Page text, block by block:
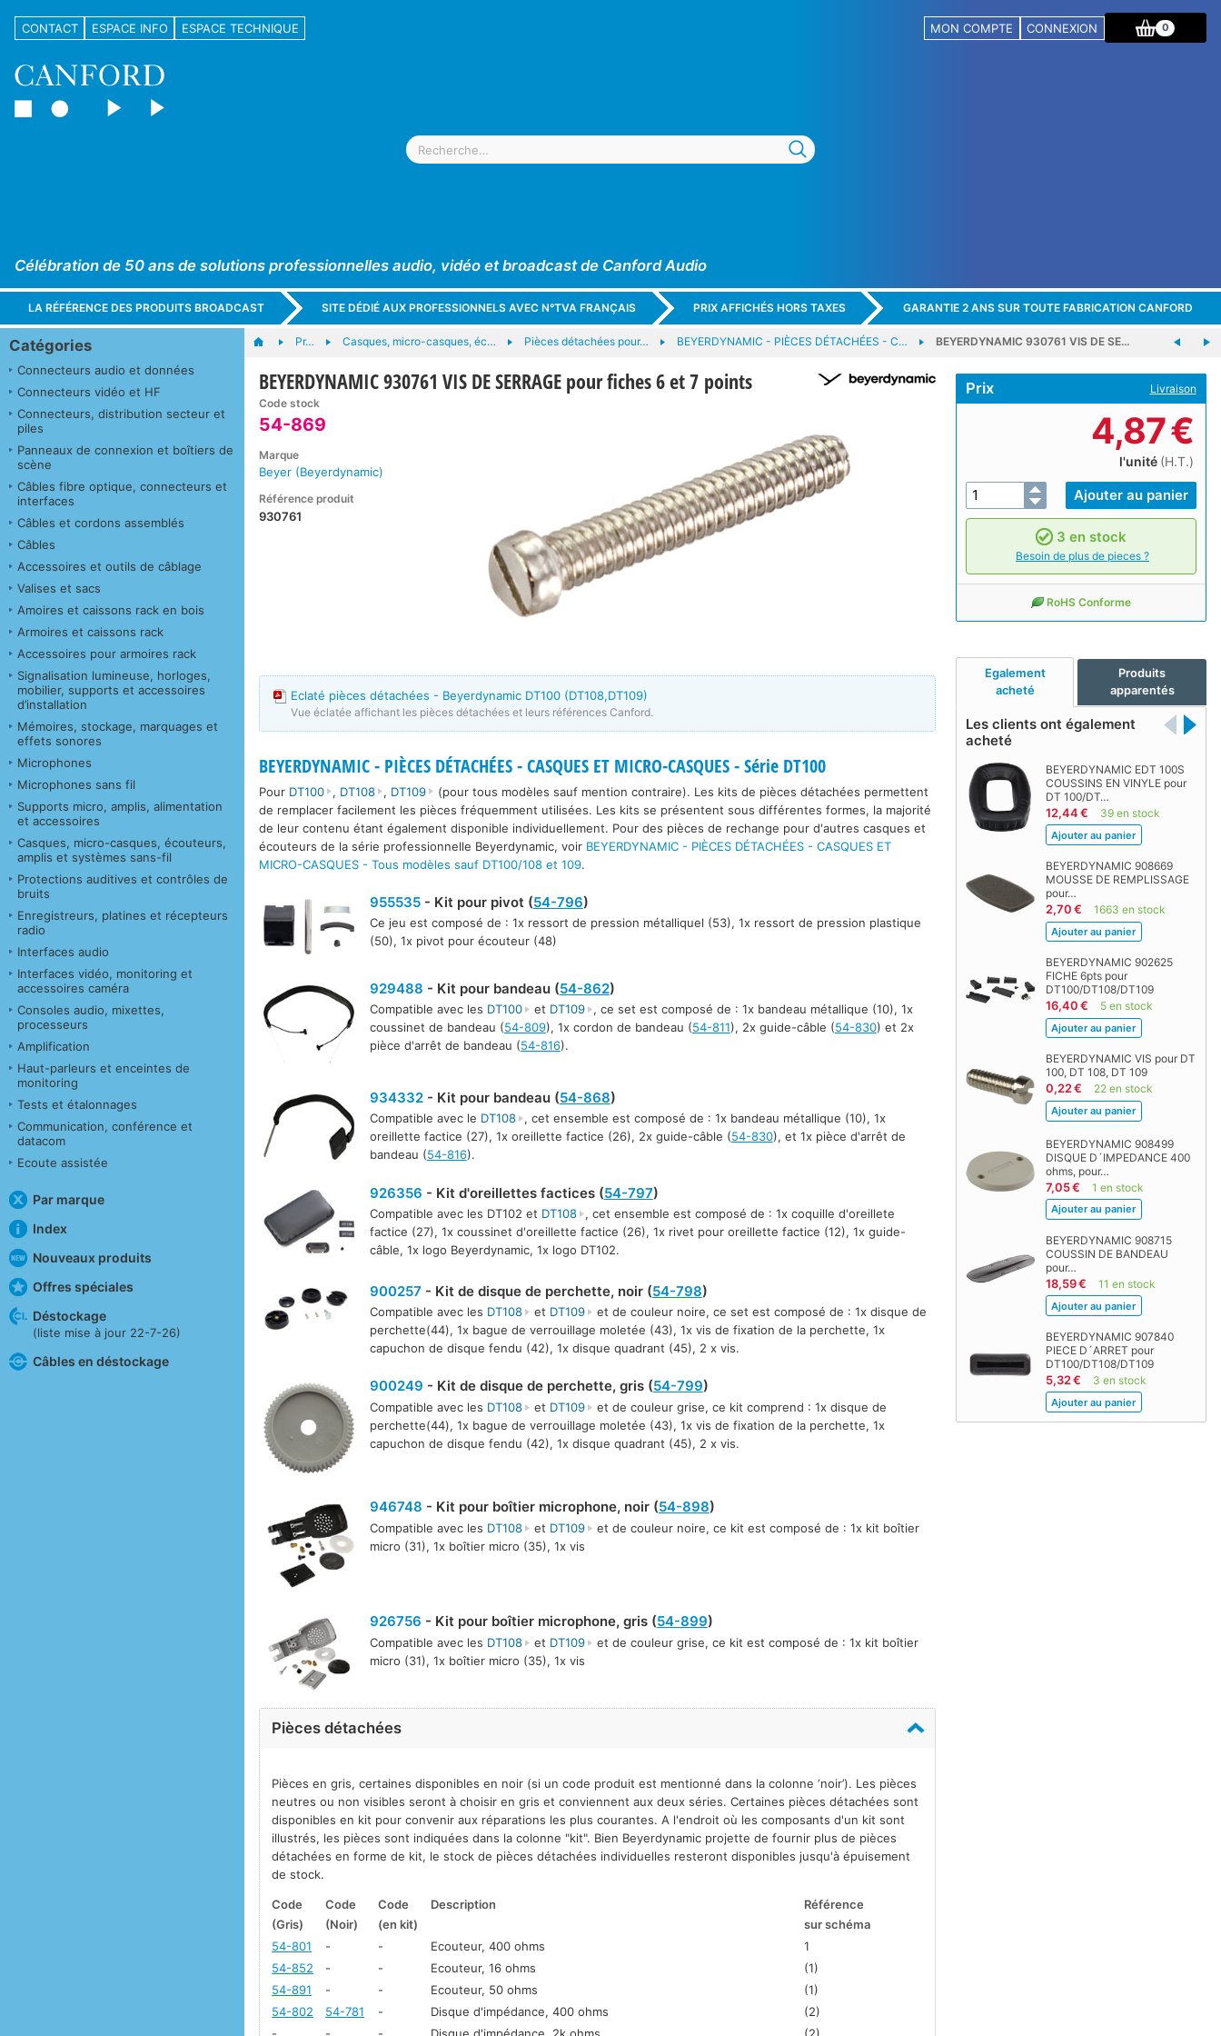
CONTACT ESPACE INFO ESPACE TECHNIQUE MON COMPTE CONNEXION 0
Célébration de 50 ans de solutions professionnelles audio, vidéo et broadcast de Canford Audio
LA RÉFÉRENCE DES PRODUITS BROADCAST SITE DÉDIÉ AUX PROFESSIONNELS AVEC N°TVA FRANÇAIS PRIX AFFICHÉS HORS TAXES GARANTIE 2 ANS SUR TOUTE FABRICATION CANFORD
Catégories
Connecteurs audio et données
Connecteurs vidéo et HF
Connecteurs, distribution secteur et
piles
Panneaux de connexion et boîtiers de
scène
Câbles fibre optique, connecteurs et
interfaces
Câbles et cordons assemblés
Câbles
Accessoires et outils de câblage
Valises et sacs
Amoires et caissons rack en bois
Armoires et caissons rack
Accessoires pour armoires rack
Signalisation lumineuse, horloges,
mobilier, supports et accessoires
d’installation
Mémoires, stockage, marquages et
effets sonores
Microphones
Microphones sans fil
Supports micro, amplis, alimentation
et accessoires
Casques, micro-casques, écouteurs,
amplis et systèmes sans-fil
Protections auditives et contrôles de
bruits
Enregistreurs, platines et récepteurs
radio
Interfaces audio
Interfaces vidéo, monitoring et
accessoires caméra
Consoles audio, mixettes,
processeurs
Amplification
Haut-parleurs et enceintes de
monitoring
Tests et étalonnages
Communication, conférence et
datacom
Ecoute assistée
Par marque
Index
Nouveaux produits
Offres spéciales
Déstockage
(liste mise à jour 22-7-26)
Câbles en déstockage
Pr… Casques, micro-casques, éc… Pièces détachées pour… BEYERDYNAMIC - PIÈCES DÉTACHÉES - C… BEYERDYNAMIC 930761 VIS DE SE…
BEYERDYNAMIC 930761 VIS DE SERRAGE pour fiches 6 et 7 points
Code stock
54-869
Marque
Beyer (Beyerdynamic)
Référence produit
930761
Prix Livraison
4,87€
l'unité (H.T.)
3 en stock
Besoin de plus de pieces ?
RoHS Conforme
Egalement
acheté
Produits
apparentés
Les clients ont également
acheté
BEYERDYNAMIC EDT 100S
COUSSINS EN VINYLE pour
DT 100/DT…
12,44 € 39 en stock
BEYERDYNAMIC 908669
MOUSSE DE REMPLISSAGE
pour…
2,70 € 1663 en stock
BEYERDYNAMIC 902625
FICHE 6pts pour
DT100/DT108/DT109
16,40 € 5 en stock
BEYERDYNAMIC VIS pour DT
100, DT 108, DT 109
0,22 € 22 en stock
BEYERDYNAMIC 908499
DISQUE D´IMPEDANCE 400
ohms, pour…
7,05 € 1 en stock
BEYERDYNAMIC 908715
COUSSIN DE BANDEAU
pour…
18,59 € 11 en stock
BEYERDYNAMIC 907840
PIECE D´ARRET pour
DT100/DT108/DT109
5,32 € 3 en stock
Eclaté pièces détachées - Beyerdynamic DT100 (DT108,DT109)
Vue éclatée affichant les pièces détachées et leurs références Canford.
BEYERDYNAMIC - PIÈCES DÉTACHÉES - CASQUES ET MICRO-CASQUES - Série DT100
Pour DT100 , DT108 , DT109
(pour tous modèles sauf mention contraire). Les kits de pièces détachées permettent
de remplacer facilement les pièces fréquemment utilisées. Les kits se présentent sous différentes formes, la majorité
de leur contenu étant également disponible individuellement. Pour des pièces de rechange pour d'autres casques et
écouteurs de la série professionnelle Beyerdynamic, voir BEYERDYNAMIC - PIÈCES DÉTACHÉES - CASQUES ET
MICRO-CASQUES - Tous modèles sauf DT100/108 et 109.
955535- Kit pour pivot (54-796)
Ce jeu est composé de : 1x ressort de pression métalliquel (53), 1x ressort de pression plastique
(50), 1x pivot pour écouteur (48)
929488 - Kit pour bandeau (54-862)
Compatible avec les DT100 et DT109
, ce set est composé de : 1x bandeau métallique (10), 1x
coussinet de bandeau (54-809), 1x cordon de bandeau (54-811), 2x guide-câble (54-830) et 2x
pièce d'arrêt de bandeau (54-816).
934332- Kit pour bandeau (54-868)
Compatible avec le DT108
, cet ensemble est composé de : 1x bandeau métallique (10), 1x
oreillette factice (27), 1x oreillette factice (26), 2x guide-câble (54-830), et 1x pièce d'arrêt de
bandeau (54-816).
926356 - Kit d'oreillettes factices (54-797)
Compatible avec les DT102 et DT108
, cet ensemble est composé de : 1x coquille d'oreillete
factice (27), 1x coussinet d'oreillette factice (26), 1x rivet pour oreillette factice (12), 1x guide-
câble, 1x logo Beyerdynamic, 1x logo DT102.
900257 - Kit de disque de perchette, noir (54-798)
Compatible avec les DT108 et DT109
et de couleur noire, ce set est composé de : 1x disque de
perchette(44), 1x bague de verrouillage moletée (43), 1x vis de fixation de la perchette, 1x
capuchon de disque fendu (42), 1x disque quadrant (45), 2 x vis.
900249 - Kit de disque de perchette, gris (54-799)
Compatible avec les DT108 et DT109
et de couleur grise, ce kit comprend : 1x disque de
perchette(44), 1x bague de verrouillage moletée (43), 1x vis de fixation de la perchette, 1x
capuchon de disque fendu (42), 1x disque quadrant (45), 2 x vis.
946748 - Kit pour boîtier microphone, noir (54-898)
Compatible avec les DT108 et DT109
et de couleur noire, ce kit est composé de : 1x kit boîtier
micro (31), 1x boîtier micro (35), 1x vis
926756 - Kit pour boîtier microphone, gris (54-899)
Compatible avec les DT108 et DT109
et de couleur grise, ce kit est composé de : 1x kit boîtier
micro (31), 1x boîtier micro (35), 1x vis
Pièces détachées
Pièces en gris, certaines disponibles en noir (si un code produit est mentionné dans la colonne ‘noir’). Les pièces
neutres ou non visibles seront à choisir en gris et conviennent aux deux séries. Certaines pièces détachées sont
disponibles en kit pour convenir aux réparations les plus courantes. A l'endroit où les composants d'un kit sont
illustrés, les pièces sont indiquées dans la colonne "kit". Bien Beyerdynamic projette de fournir plus de pièces
détachées en forme de kit, le stock de pièces détachées individuelles resteront disponibles jusqu'à épuisement
de stock.
Code Code Code Description
Référence
(Gris)
(Noir) (en kit)
sur schéma
54-801
- - Ecouteur, 400 ohms
1
54-852
- - Ecouteur, 16 ohms
(1)
54-891
- - Ecouteur, 50 ohms
(1)
54-802
54-781 - Disque d'impédance, 400 ohms
(2)
-
- - Disque d'impédance, 2k ohms
(2)